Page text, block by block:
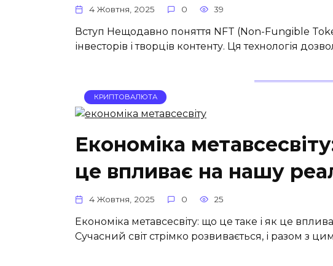
4 Жовтня, 2025 0 39
Вступ Нещодавно поняття NFT (Non-Fungible
інвесторів і творців контенту. Ця технологія
КРИПТОВАЛЮТА
Економіка
це впливає на нашу
4 Жовтня, 2025 0 25
Економіка метавсесвіту: що це таке і як це
Сучасний світ стрімко розвивається, і разом з